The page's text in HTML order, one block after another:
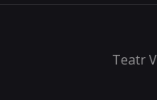
Teatr